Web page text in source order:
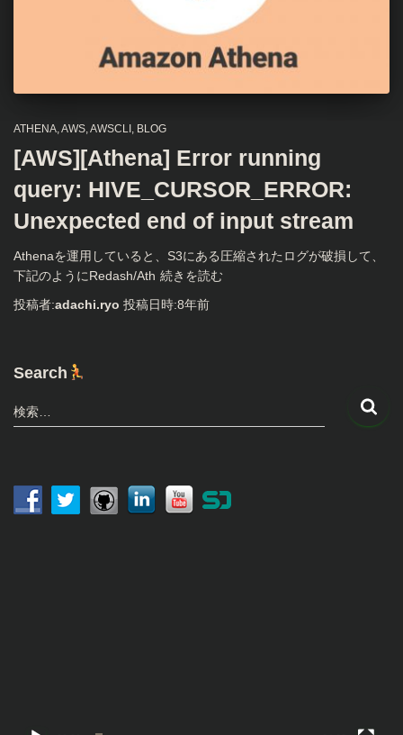
ATHENA AWS AWSCLI BLOG
[AWS][Athena] Error running
query: HIVE_CURSOR_ERROR:
Unexpected end of input stream
Athenaを運用していると、S3にある圧縮されたログが破損して、
下記のようにRedash/Ath 続きを読む
投稿者:adachi.ryo 投稿日時:8年前
Search
検
索
検索…